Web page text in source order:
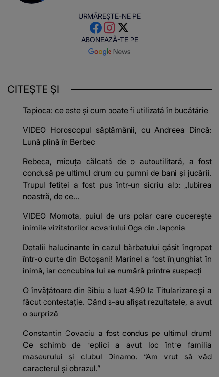
URMĂREȘTE-NE PE
ABONEAZĂ-TE PE
CITEȘTE ȘI
Tapioca: ce este și cum poate fi utilizată în bucătărie
VIDEO Horoscopul săptămânii, cu Andreea Dincă:
Lună plină în Berbec
Rebeca, micuța călcată de o autoutilitară, a fost
condusă pe ultimul drum cu pumni de bani și jucării.
Trupul fetiței a fost pus într-un sicriu alb: „Iubirea
noastră, de ce...
VIDEO Momota, puiul de urs polar care cucerește
inimile vizitatorilor acvariului Oga din Japonia
Detalii halucinante în cazul bărbatului găsit îngropat
într-o curte din Botoșani! Marinel a fost înjunghiat în
inimă, iar concubina lui se numără printre suspecți
O învățătoare din Sibiu a luat 4,90 la Titularizare și a
făcut contestație. Când s-au afișat rezultatele, a avut
o surpriză
Constantin Covaciu a fost condus pe ultimul drum!
Ce schimb de replici a avut loc între familia
maseurului și clubul Dinamo: “Am vrut să văd
caracterul și obrazul.”